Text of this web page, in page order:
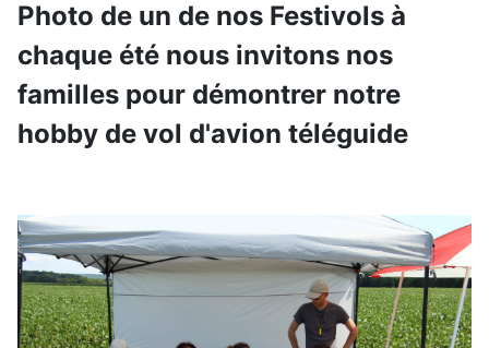
Photo de un de nos Festivols à
chaque été nous invitons nos
familles pour démontrer notre
hobby de vol d'avion téléguide